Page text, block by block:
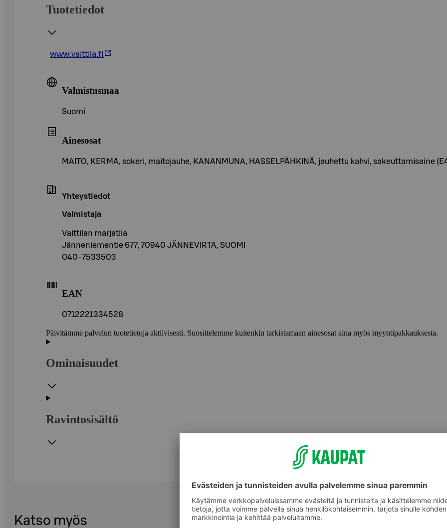
Tuotetiedot
www.vaittila.fi
Valmistusmaa
Suomi
Ainesosat
MAITO, KERMA, sokeri, maitojauhe, KANANMUNA, HASSELPÄHKINÄ, jauhettu kahvi, sakeuttamisaine
Yhteystiedot
Valmistaja
Vaittilan marjatila
Jänneniementie 677, 70940 JÄNNEVIRTA, SUOMI
040-7533503
EAN
0712221334528
Päivitämme palvelun tuotetietoja aktiivisesti. Suosittelemme kuitenkin tarkistamaan ainesosat aina myös myyntipakkauksesta.
Ominaisuudet
Ravintosisältö
Katso myös